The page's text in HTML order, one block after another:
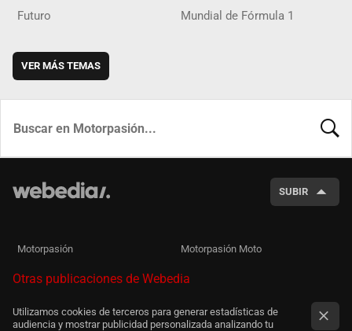
Futuro Mundial de Fórmula 1
VER MÁS TEMAS
SUBIR
Motorpasión Motorpasión Moto
Otras publicaciones de Webedia
Utilizamos cookies de terceros para generar estadísticas de
audiencia y mostrar publicidad personalizada analizando tu